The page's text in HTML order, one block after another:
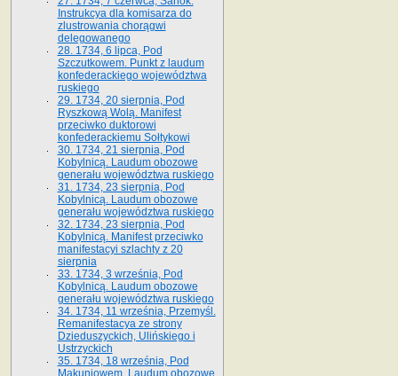
Instrukcya dla komisarza do
zlustrowania chorągwi
delegowanego
28. 1734, 6 lipca, Pod
Szczutkowem. Punkt z laudum
konfederackiego województwa
ruskiego
29. 1734, 20 sierpnia, Pod
Ryszkową Wolą. Manifest
przeciwko duktorowi
konfederackiemu Sołtykowi
30. 1734, 21 sierpnia, Pod
Kobylnicą. Laudum obozowe
generału województwa ruskiego
31. 1734, 23 sierpnia, Pod
Kobylnicą. Laudum obozowe
generału województwa ruskiego
32. 1734, 23 sierpnia, Pod
Kobylnicą. Manifest przeciwko
manifestacyi szlachty z 20
sierpnia
33. 1734, 3 września, Pod
Kobylnicą. Laudum obozowe
generału województwa ruskiego
34. 1734, 11 września, Przemyśl.
Remanifestacya ze strony
Dzieduszyckich, Ulińskiego i
Ustrzyckich
35. 1734, 18 września, Pod
Makuniowem. Laudum obozowe